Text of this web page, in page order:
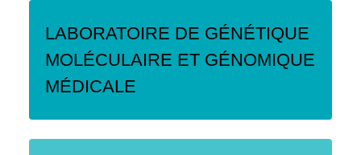
LABORATOIRE DE GÉNÉTIQUE
MOLÉCULAIRE ET GÉNOMIQUE
MÉDICALE